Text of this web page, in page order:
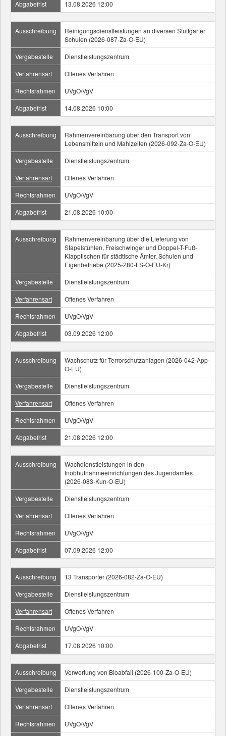
Abgabefrist
13.08.2026 12:00
Ausschreibung
Reinigungsdienstleistungen an diversen Stuttgarter
Schulen (2026-087-Za-O-EU)
Vergabestelle
Dienstleistungszentrum
Verfahrensart
Offenes Verfahren
Rechtsrahmen
UVgO/VgV
Abgabefrist
14.08.2026 10:00
Ausschreibung
Rahmenvereinbarung über den Transport von
Lebensmitteln und Mahlzeiten (2026-092-Za-O-EU)
Vergabestelle
Dienstleistungszentrum
Verfahrensart
Offenes Verfahren
Rechtsrahmen
UVgO/VgV
Abgabefrist
21.08.2026 10:00
Ausschreibung
Rahmenvereinbarung über die Lieferung von
Stapelstühlen, Freischwinger und Doppel-T-Fuß-
Klapptischen für städtische Ämter, Schulen und
Eigenbetriebe (2025-280-LS-O-EU-Kr)
Vergabestelle
Dienstleistungszentrum
Verfahrensart
Offenes Verfahren
Rechtsrahmen
UVgO/VgV
Abgabefrist
03.09.2026 12:00
Ausschreibung
Wachschutz für Terrorschutzanlagen (2026-042-App-
O-EU)
Vergabestelle
Dienstleistungszentrum
Verfahrensart
Offenes Verfahren
Rechtsrahmen
UVgO/VgV
Abgabefrist
21.08.2026 12:00
Ausschreibung
Wachdienstleistungen in den
Inobhutnahmeeinrichtungen des Jugendamtes
(2026-083-Kun-O-EU)
Vergabestelle
Dienstleistungszentrum
Verfahrensart
Offenes Verfahren
Rechtsrahmen
UVgO/VgV
Abgabefrist
07.09.2026 12:00
Ausschreibung
13 Transporter (2026-082-Za-O-EU)
Vergabestelle
Dienstleistungszentrum
Verfahrensart
Offenes Verfahren
Rechtsrahmen
UVgO/VgV
Abgabefrist
17.08.2026 10:00
Ausschreibung
Verwertung von Bioabfall (2026-100-Za-O-EU)
Vergabestelle
Dienstleistungszentrum
Verfahrensart
Offenes Verfahren
Rechtsrahmen
UVgO/VgV